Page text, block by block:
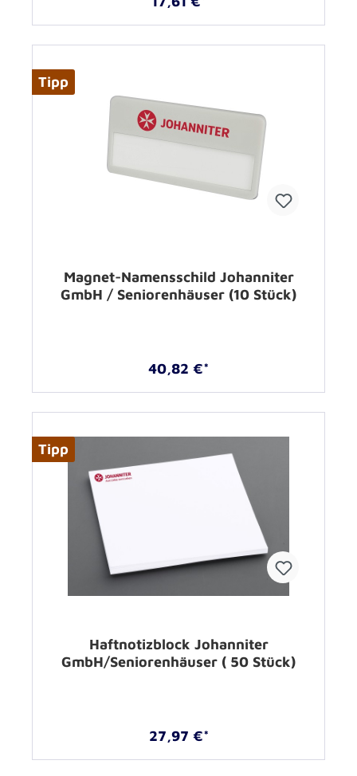
Tipp
Magnet-Namensschild Johanniter
GmbH / Seniorenhäuser (10 Stück)
40,82 €*
Tipp
Haftnotizblock Johanniter
GmbH/Seniorenhäuser ( 50 Stück)
27,97 €*